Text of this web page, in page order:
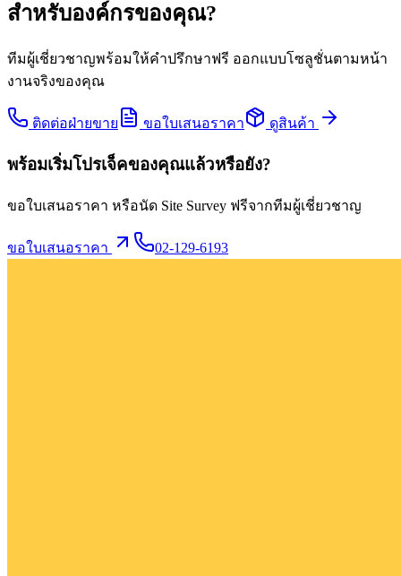
สำหรับองค์กรของคุณ?
ทีมผู้เชี่ยวชาญพร้อมให้คำปรึกษาฟรี ออกแบบโซลูชั่นตามหน้า
งานจริงของคุณ
ติดต่อฝ่ายขาย ขอใบเสนอราคา ดูสินค้า
พร้อมเริ่มโปรเจ็คของคุณแล้วหรือยัง?
ขอใบเสนอราคา หรือนัด Site Survey ฟรีจากทีมผู้เชี่ยวชาญ
ขอใบเสนอราคา 02-129-6193